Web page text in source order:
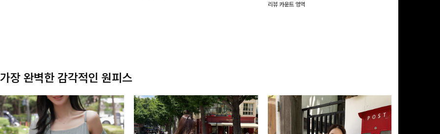
리뷰 카운트 영역
가장 완벽한 감각적인 원피스